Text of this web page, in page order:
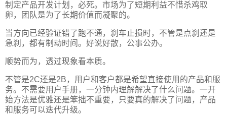
制定产品开发计划，必死。市场为了短期利益不惜杀鸡取
卵，团队是为了长期价值而凝聚的。
当方向已经验证错了跑不通，刹车止损时，不管是点刹还是
急刹，都有制动时间。好说好散，公事公办。
顺势而为，透过现象看本质。
不管是2C还是2B，用户和客户都是希望直接使用的产品和服
务。不需要用户手册，一分钟内理解解决了什么问题。一开
始方法是优雅还是笨拙不重要，只要真的解决了问题，产品
和服务可以迭代升级。